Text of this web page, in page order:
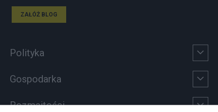
ZAŁÓŻ BLOG
Polityka
Gospodarka
Rozmaitości